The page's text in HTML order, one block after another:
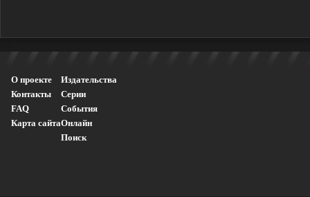
О проекте
Контакты
FAQ
Карта сайта
Издательства
Серии
События
Онлайн
Поиск